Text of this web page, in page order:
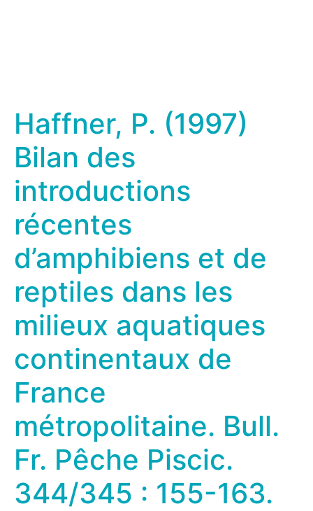
Haffner, P. (1997)
Bilan des
introductions
récentes
d’amphibiens et de
reptiles dans les
milieux aquatiques
continentaux de
France
métropolitaine. Bull.
Fr. Pêche Piscic.
344/345 : 155-163.